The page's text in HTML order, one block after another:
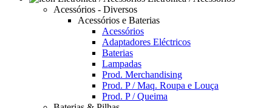
Acessórios - Diversos
Acessórios e Baterias
Acessórios
Adaptadores Eléctricos
Baterias
Lampadas
Prod. Merchandising
Prod. P / Maq. Roupa e Louça
Prod. P / Queima